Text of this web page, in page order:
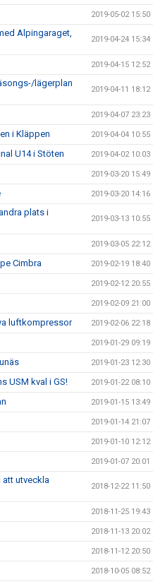
2019-05-02 15:50
Alpingaraget,
2019-04-24 15:34
2019-04-15 12:52
lägerplan
2019-04-11 18:12
2019-04-07 23:23
i Kläppen 2019-04-04 10:55
U14 i Stöten 2019-04-02 10:03
2019-03-20 15:49
2019-03-20 14:16
plats i
2019-03-13 10:55
2019-03-05 22:12
Cimbra 2019-02-19 18:40
2019-02-12 20:55
2019-02-09 21:00
luftkompressor 2019-02-06 22:18
2019-01-29 09:19
2019-01-23 12:30
USM kval i GS! 2019-01-22 08:10
2019-01-15 13:49
2019-01-14 21:07
2019-01-10 12:12
2019-01-07 20:01
att utveckla
2018-12-22 11:50
2018-11-25 19:43
2018-11-13 20:02
2018-11-12 20:50
2018-10-05 08:52